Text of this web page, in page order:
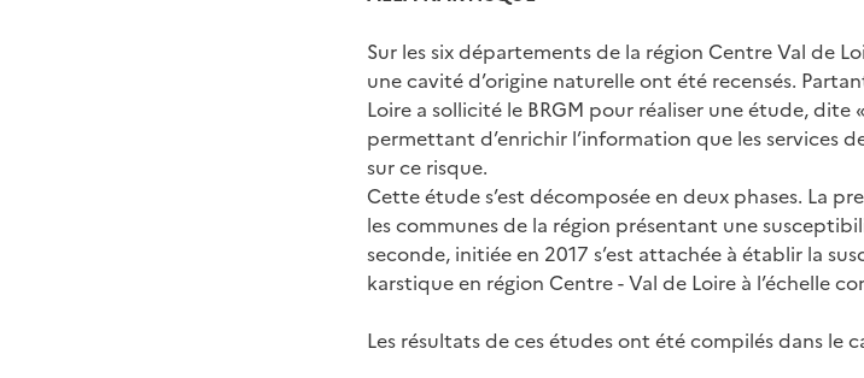
Sur les six départements de la région Centre Val de
une cavité d’origine naturelle ont été recensés.
Loire a sollicité le BRGM pour réaliser une étude, dite
permettant d’enrichir l’information que les services
sur ce risque.
Cette étude s’est décomposée en deux phases. La
les communes de la région présentant une
seconde, initiée en 2017 s’est attachée à établir la
karstique en région Centre - Val de Loire à l’échelle
Les résultats de ces études ont été compilés dans le